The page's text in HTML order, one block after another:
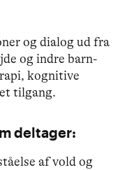
og dialog ud fra
og indre barn-
kognitive
tilgang.
deltager:
af vold og